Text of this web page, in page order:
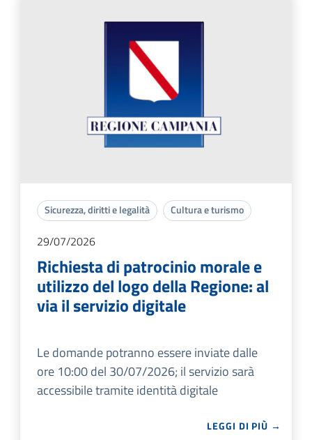
Sicurezza, diritti e legalità Cultura e turismo
29/07/2026
Richiesta di patrocinio morale e
utilizzo del logo della Regione: al
via il servizio digitale
Le domande potranno essere inviate dalle
ore 10:00 del 30/07/2026; il servizio sarà
accessibile tramite identità digitale
LEGGI DI PIÙ →